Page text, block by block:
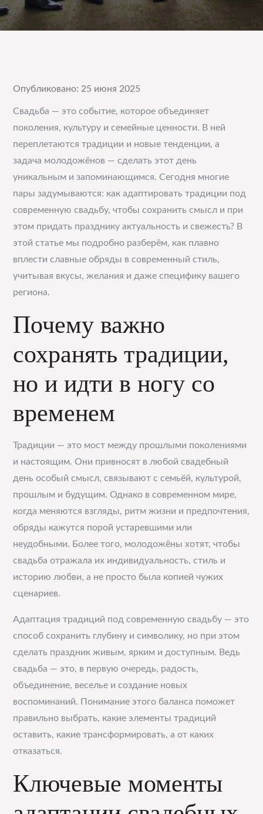
Опубликовано: 25 июня 2025
Свадьба — это событие, которое объединяет
поколения, культуру и семейные ценности. В ней
переплетаются традиции и новые тенденции, а
задача молодожёнов — сделать этот день
уникальным и запоминающимся. Сегодня многие
пары задумываются: как адаптировать традиции под
современную свадьбу, чтобы сохранить смысл и при
этом придать празднику актуальность и свежесть? В
этой статье мы подробно разберём, как плавно
вплести славные обряды в современный стиль,
учитывая вкусы, желания и даже специфику вашего
региона.
Почему важно
сохранять традиции,
но и идти в ногу со
временем
Традиции — это мост между прошлыми поколениями
и настоящим. Они привносят в любой свадебный
день особый смысл, связывают с семьёй, культурой,
прошлым и будущим. Однако в современном мире,
когда меняются взгляды, ритм жизни и предпочтения,
обряды кажутся порой устаревшими или
неудобными. Более того, молодожёны хотят, чтобы
свадьба отражала их индивидуальность, стиль и
историю любви, а не просто была копией чужих
сценариев.
Адаптация традиций под современную свадьбу — это
способ сохранить глубину и символику, но при этом
сделать праздник живым, ярким и доступным. Ведь
свадьба — это, в первую очередь, радость,
объединение, веселье и создание новых
воспоминаний. Понимание этого баланса поможет
правильно выбрать, какие элементы традиций
оставить, какие трансформировать, а от каких
отказаться.
Ключевые моменты